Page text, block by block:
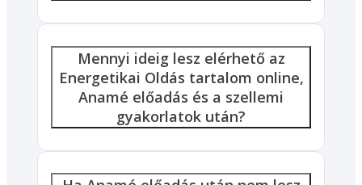
Mennyi ideig lesz elérhető az
Energetikai Oldás tartalom online,
Anamé előadás és a szellemi
gyakorlatok után?